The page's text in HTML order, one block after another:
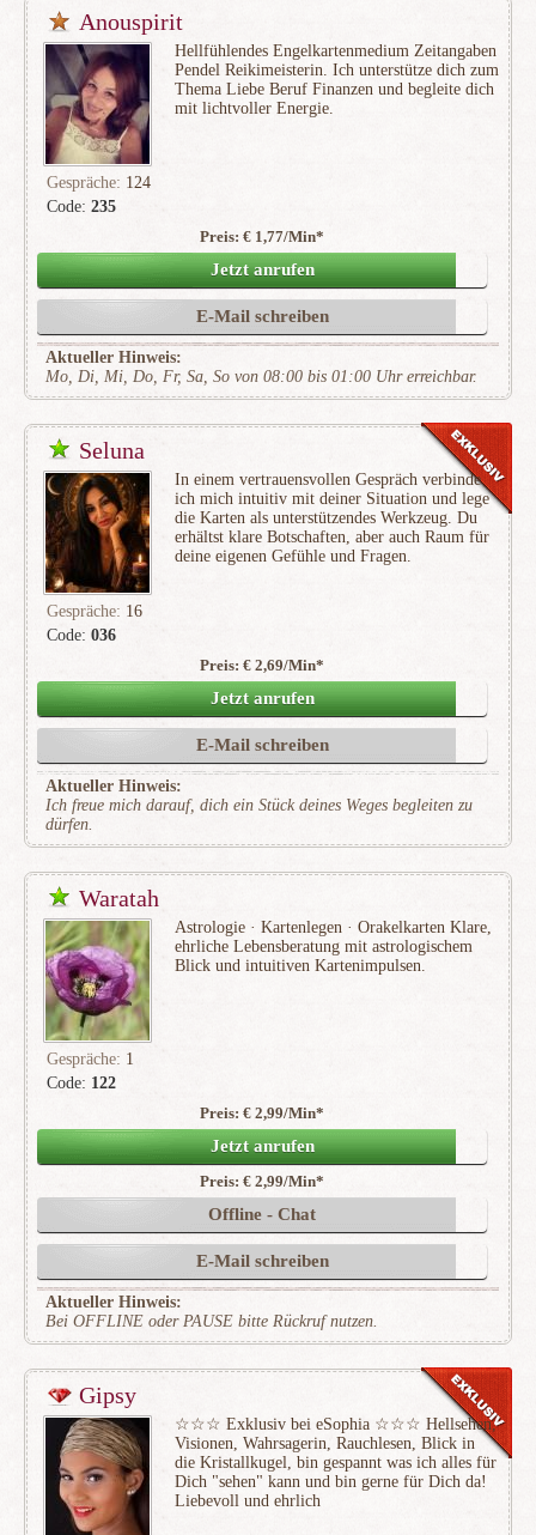
Anouspirit
Code: 235
Hellfühlendes Engelkartenmedium Zeitangaben
Pendel Reikimeisterin. Ich unterstütze dich zum
Thema Liebe Beruf Finanzen und begleite dich
mit lichtvoller Energie.
Gespräche: 124
(20)
Preis: € 1,77/Min*
Jetzt anrufen
E-Mail schreiben
Aktueller Hinweis:
Mo, Di, Mi, Do, Fr, Sa, So von 08:00 bis 01:00 Uhr erreichbar.
Seluna
Code: 036
In einem vertrauensvollen Gespräch verbinde
ich mich intuitiv mit deiner Situation und lege
die Karten als unterstützendes Werkzeug. Du
erhältst klare Botschaften, aber auch Raum für
deine eigenen Gefühle und Fragen.
Gespräche: 16
(3)
Preis: € 2,69/Min*
Jetzt anrufen
E-Mail schreiben
Aktueller Hinweis:
Ich freue mich darauf, dich ein Stück deines Weges begleiten zu
dürfen.
Waratah
Code: 122
Astrologie · Kartenlegen · Orakelkarten Klare,
ehrliche Lebensberatung mit astrologischem
Blick und intuitiven Kartenimpulsen.
Gespräche: 1
Preis: € 2,99/Min*
Jetzt anrufen
Preis: € 2,99/Min*
Offline - Chat
E-Mail schreiben
Aktueller Hinweis:
Bei OFFLINE oder PAUSE bitte Rückruf nutzen.
Gipsy
☆☆☆ Exklusiv bei eSophia ☆☆☆ Hellsehen,
Visionen, Wahrsagerin, Rauchlesen, Blick in
die Kristallkugel, bin gespannt was ich alles für
Dich "sehen" kann und bin gerne für Dich da!
Liebevoll und ehrlich